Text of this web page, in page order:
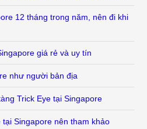
12 tháng trong năm, nên đi khi
giá rẻ và uy tín
như người bản địa
Trick Eye tại Singapore
Singapore nên tham khảo